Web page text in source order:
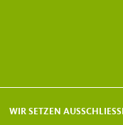
WIR SETZEN